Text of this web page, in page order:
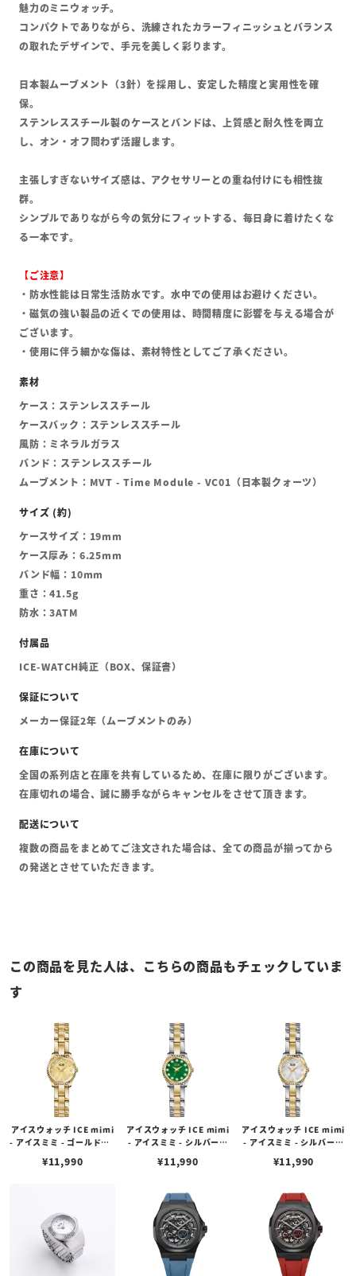
魅力のミニウォッチ。
コンパクトでありながら、洗練されたカラーフィニッシュとバランス
の取れたデザインで、手元を美しく彩ります。
日本製ムーブメント（3針）を採用し、安定した精度と実用性を確
保。
ステンレススチール製のケースとバンドは、上質感と耐久性を両立
し、オン・オフ問わず活躍します。
主張しすぎないサイズ感は、アクセサリーとの重ね付けにも相性抜
群。
シンプルでありながら今の気分にフィットする、毎日身に着けたくな
る一本です。
【ご注意】
・防水性能は日常生活防水です。水中での使用はお避けください。
・磁気の強い製品の近くでの使用は、時間精度に影響を与える場合が
ございます。
・使用に伴う細かな傷は、素材特性としてご了承ください。
ケース：ステンレススチール
ケースバック：ステンレススチール
風防：ミネラルガラス
バンド：ステンレススチール
ムーブメント：MVT - Time Module - VC01（日本製クォーツ）
ケースサイズ：19mm
ケース厚み：6.25mm
バンド幅：10mm
重さ：41.5g
防水：3ATM
ICE-WATCH純正（BOX、保証書）
メーカー保証2年（ムーブメントのみ）
全国の系列店と在庫を共有しているため、在庫に限りがございます。
在庫切れの場合、誠に勝手ながらキャンセルをさせて頂きます。
複数の商品をまとめてご注文された場合は、全ての商品が揃ってから
の発送とさせていただきます。
この商品を見た人は、こちらの商品もチェックしていま
す
アイスウォッチ ICE mimi
- アイスミミ - ゴールド（1
¥11,990
アイスウォッチ ICE mimi
- アイスミミ - シルバーゴ
¥11,990
アイスウォッチ ICE mimi
- アイスミミ - シルバーゴ
¥11,990